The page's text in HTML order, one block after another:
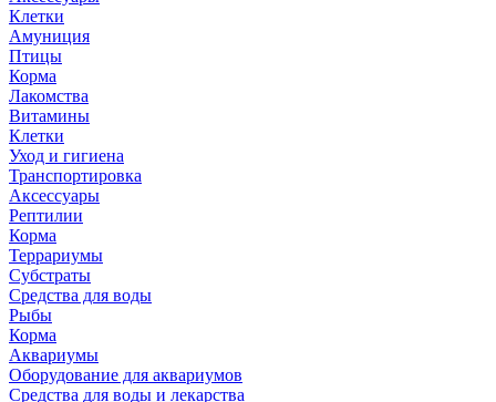
Клетки
Амуниция
Птицы
Корма
Лакомства
Витамины
Клетки
Уход и гигиена
Транспортировка
Аксессуары
Рептилии
Корма
Террариумы
Субстраты
Средства для воды
Рыбы
Корма
Аквариумы
Оборудование для аквариумов
Средства для воды и лекарства